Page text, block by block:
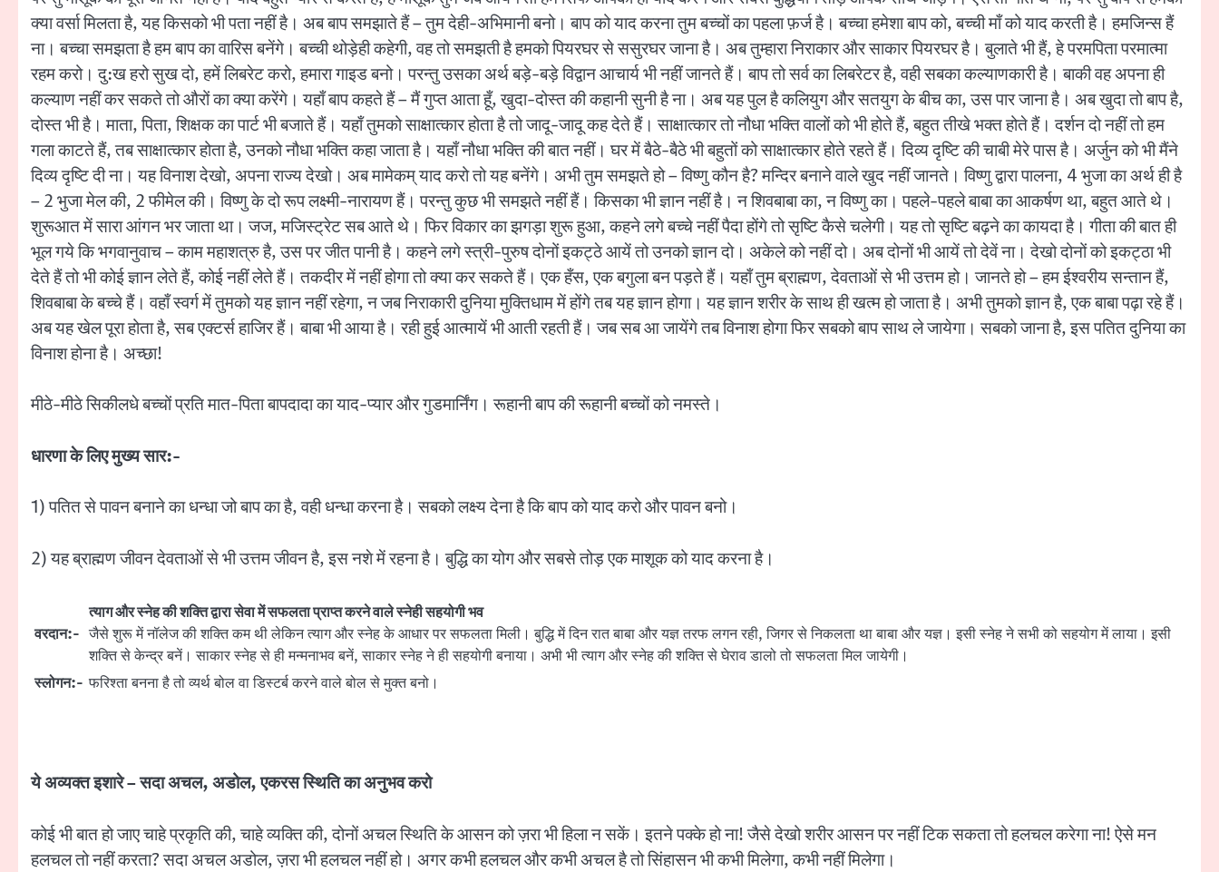
क्या वर्सा मिलता है, यह किसको भी पता नहीं है। अब बाप समझाते हैं – तुम देही-अभिमानी बनो। बाप को याद करना तुम बच्चों का पहला फ़र्ज है। बच्चा हमेशा बाप को, बच्ची माँ को याद करती है। हमजिन्स हैं
ना। बच्चा समझता है हम बाप का वारिस बनेंगे। बच्ची थोड़ेही कहेगी, वह तो समझती है हमको पियरघर से ससुरघर जाना है। अब तुम्हारा निराकार और साकार पियरघर है। बुलाते भी हैं, हे परमपिता परमात्मा
रहम करो। दु:ख हरो सुख दो, हमें लिबरेट करो, हमारा गाइड बनो। परन्तु उसका अर्थ बड़े-बड़े विद्वान आचार्य भी नहीं जानते हैं। बाप तो सर्व का लिबरेटर है, वही सबका कल्याणकारी है। बाकी वह अपना ही
कल्याण नहीं कर सकते तो औरों का क्या करेंगे। यहाँ बाप कहते हैं – मैं गुप्त आता हूँ, खुदा-दोस्त की कहानी सुनी है ना। अब यह पुल है कलियुग और सतयुग के बीच का, उस पार जाना है। अब खुदा तो बाप है,
दोस्त भी है। माता, पिता, शिक्षक का पार्ट भी बजाते हैं। यहाँ तुमको साक्षात्कार होता है तो जादू-जादू कह देते हैं। साक्षात्कार तो नौधा भक्ति वालों को भी होते हैं, बहुत तीखे भक्त होते हैं। दर्शन दो नहीं तो हम
गला काटते हैं, तब साक्षात्कार होता है, उनको नौधा भक्ति कहा जाता है। यहाँ नौधा भक्ति की बात नहीं। घर में बैठे-बैठे भी बहुतों को साक्षात्कार होते रहते हैं। दिव्य दृष्टि की चाबी मेरे पास है। अर्जुन को भी मैंने
दिव्य दृष्टि दी ना। यह विनाश देखो, अपना राज्य देखो। अब मामेकम् याद करो तो यह बनेंगे। अभी तुम समझते हो – विष्णु कौन है? मन्दिर बनाने वाले खुद नहीं जानते। विष्णु द्वारा पालना, 4 भुजा का अर्थ ही है
– 2 भुजा मेल की, 2 फीमेल की। विष्णु के दो रूप लक्ष्मी-नारायण हैं। परन्तु कुछ भी समझते नहीं हैं। किसका भी ज्ञान नहीं है। न शिवबाबा का, न विष्णु का। पहले-पहले बाबा का आकर्षण था, बहुत आते थे।
शुरूआत में सारा आंगन भर जाता था। जज, मजिस्ट्रेट सब आते थे। फिर विकार का झगड़ा शुरू हुआ, कहने लगे बच्चे नहीं पैदा होंगे तो सृष्टि कैसे चलेगी। यह तो सृष्टि बढ़ने का कायदा है। गीता की बात ही
भूल गये कि भगवानुवाच – काम महाशत्रु है, उस पर जीत पानी है। कहने लगे स्त्री-पुरुष दोनों इकट्ठे आयें तो उनको ज्ञान दो। अकेले को नहीं दो। अब दोनों भी आयें तो देवें ना। देखो दोनों को इकट्ठा भी
देते हैं तो भी कोई ज्ञान लेते हैं, कोई नहीं लेते हैं। तकदीर में नहीं होगा तो क्या कर सकते हैं। एक हँस, एक बगुला बन पड़ते हैं। यहाँ तुम ब्राह्मण, देवताओं से भी उत्तम हो। जानते हो – हम ईश्वरीय सन्तान हैं,
शिवबाबा के बच्चे हैं। वहाँ स्वर्ग में तुमको यह ज्ञान नहीं रहेगा, न जब निराकारी दुनिया मुक्तिधाम में होंगे तब यह ज्ञान होगा। यह ज्ञान शरीर के साथ ही खत्म हो जाता है। अभी तुमको ज्ञान है, एक बाबा पढ़ा रहे हैं।
अब यह खेल पूरा होता है, सब एक्टर्स हाजिर हैं। बाबा भी आया है। रही हुई आत्मायें भी आती रहती हैं। जब सब आ जायेंगे तब विनाश होगा फिर सबको बाप साथ ले जायेगा। सबको जाना है, इस पतित दुनिया का
विनाश होना है। अच्छा!
मीठे-मीठे सिकीलधे बच्चों प्रति मात-पिता बापदादा का याद-प्यार और गुडमार्निंग। रूहानी बाप की रूहानी बच्चों को नमस्ते।
धारणा के लिए मुख्य सार:-
1) पतित से पावन बनाने का धन्धा जो बाप का है, वही धन्धा करना है। सबको लक्ष्य देना है कि बाप को याद करो और पावन बनो।
2) यह ब्राह्मण जीवन देवताओं से भी उत्तम जीवन है, इस नशे में रहना है। बुद्धि का योग और सबसे तोड़ एक माशूक को याद करना है।
वरदान:-
त्याग और स्नेह की शक्ति द्वारा सेवा में सफलता प्राप्त करने वाले स्नेही सहयोगी भव
जैसे शुरू में नॉलेज की शक्ति कम थी लेकिन त्याग और स्नेह के आधार पर सफलता मिली। बुद्धि में दिन रात बाबा और यज्ञ तरफ लगन रही, जिगर से निकलता था बाबा और यज्ञ। इसी स्नेह ने सभी को सहयोग में लाया। इसी
शक्ति से केन्द्र बनें। साकार स्नेह से ही मन्मनाभव बनें, साकार स्नेह ने ही सहयोगी बनाया। अभी भी त्याग और स्नेह की शक्ति से घेराव डालो तो सफलता मिल जायेगी।
स्लोगन:- फरिश्ता बनना है तो व्यर्थ बोल वा डिस्टर्ब करने वाले बोल से मुक्त बनो।
ये अव्यक्त इशारे – सदा अचल, अडोल, एकरस स्थिति का अनुभव करो
कोई भी बात हो जाए चाहे प्रकृति की, चाहे व्यक्ति की, दोनों अचल स्थिति के आसन को ज़रा भी हिला न सकें। इतने पक्के हो ना! जैसे देखो शरीर आसन पर नहीं टिक सकता तो हलचल करेगा ना! ऐसे मन
हलचल तो नहीं करता? सदा अचल अडोल, ज़रा भी हलचल नहीं हो। अगर कभी हलचल और कभी अचल है तो सिंहासन भी कभी मिलेगा, कभी नहीं मिलेगा।